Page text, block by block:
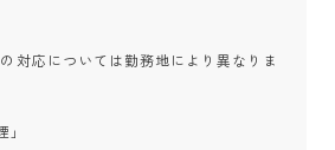
対応については勤務地により異なりま